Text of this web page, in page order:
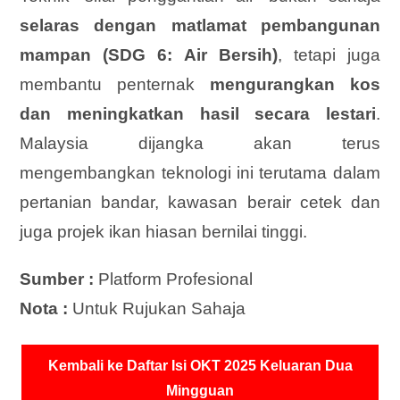
selaras dengan matlamat pembangunan
mampan (SDG 6: Air Bersih), tetapi juga
membantu penternak mengurangkan kos
dan meningkatkan hasil secara lestari.
Malaysia dijangka akan terus
mengembangkan teknologi ini terutama dalam
pertanian bandar, kawasan berair cetek dan
juga projek ikan hiasan bernilai tinggi.
Sumber : Platform Profesional
Nota : Untuk Rujukan Sahaja
Kembali ke Daftar Isi OKT 2025 Keluaran Dua
Mingguan